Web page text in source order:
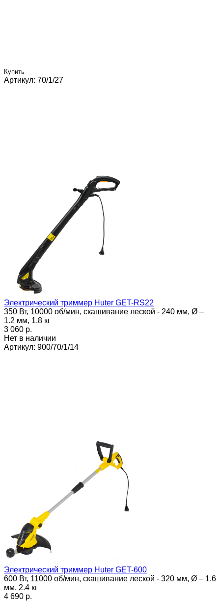
Купить
Артикул: 70/1/27
Электрический триммер Huter GET-RS22
350 Вт, 10000 об/мин, скашивание леской - 240 мм, Ø –
1.2 мм, 1.8 кг
3 060 p.
Нет в наличии
Артикул: 900/70/1/14
Электрический триммер Huter GET-600
600 Вт, 11000 об/мин, скашивание леской - 320 мм, Ø – 1.6
мм, 2.4 кг
4 690 p.